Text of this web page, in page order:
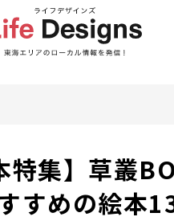
集】草叢
すめの絵本